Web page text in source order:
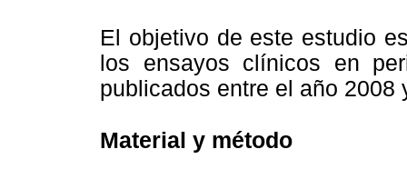
El objetivo de este estudio
los ensayos clínicos en
publicados entre el año 2008
Material y método